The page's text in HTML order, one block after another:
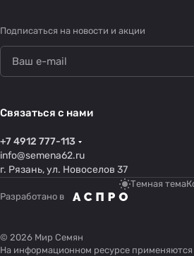
Подписаться на новости и акции
Связаться с нами
+7 4912 777-113
info@semena62.ru
г. Рязань, ул. Новоселов 37
Темная тема
Разработано в
© 2026 Мир Семян
На информационном ресурсе применяются